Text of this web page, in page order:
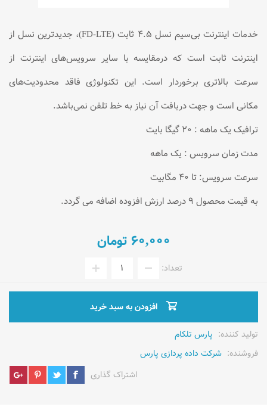
خدمات اینترنت بی‌سیم نسل ۴.۵ ثابت (FD-LTE)، جدیدترین نسل از
اینترنت ثابت است که درمقایسه با سایر سرویس‌های اینترنت از
سرعت بالاتری برخوردار است. این تکنولوژی فاقد محدودیت‌های
مکانی است و جهت دریافت آن نیاز به خط تلفن نمی‌باشد.
ترافیک یک ماهه : 20 گیگا بایت
مدت زمان سرویس : یک ماهه
سرعت سرویس: تا 40 مگابیت
به قیمت محصول 9 درصد ارزش افزوده اضافه می گردد.
60,000 تومان
تعداد:
افزودن به سبد خرید
تولید کننده: پارس تلکام
فروشنده: شرکت داده پردازی پارس
اشتراک گذاری